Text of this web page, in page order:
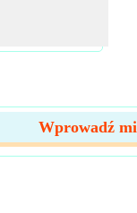
Wprowadź